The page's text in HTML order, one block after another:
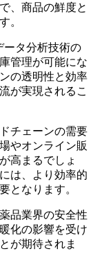
、商品の鮮度と
。
ータ分析技術の
管理が可能にな
の透明性と効率
が実現されるこ
チェーンの需要
やオンライン販
高まるでしょ
は、より効率的
となります。
品業界の安全性
化の影響を受け
が期待されま